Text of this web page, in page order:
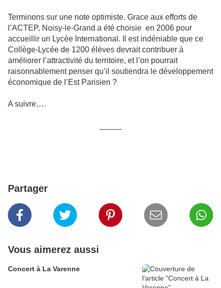
Terminons sur une note optimiste. Grace aux efforts de
l’ACTEP, Noisy-le-Grand a été choisie en 2006 pour
accueillir un Lycée International. Il est indéniable que ce
Collège-Lycée de 1200 élèves devrait contribuer à
améliorer l’attractivité du territoire, et l’on pourrait
raisonnablement penser qu’il soutiendra le développement
économique de l’Est Parisien ?
A suivre….
Partager
Vous aimerez aussi
Concert à La Varenne